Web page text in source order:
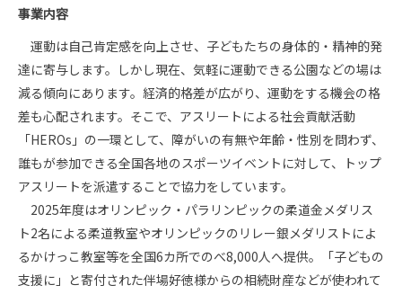
事業内容
運動は自己肯定感を向上させ、子どもたちの身体的・精神的発
達に寄与します。しかし現在、気軽に運動できる公園などの場は
減る傾向にあります。経済的格差が広がり、運動をする機会の格
差も心配されます。そこで、アスリートによる社会貢献活動
「HEROs」の一環として、障がいの有無や年齢・性別を問わず、
誰もが参加できる全国各地のスポーツイベントに対して、トップ
アスリートを派遣することで協力をしています。
2025年度はオリンピック・パラリンピックの柔道金メダリス
ト2名による柔道教室やオリンピックのリレー銀メダリストによ
るかけっこ教室等を全国6カ所でのべ8,000人へ提供。「子どもの
支援に」と寄付された伴場好徳様からの相続財産などが使われて